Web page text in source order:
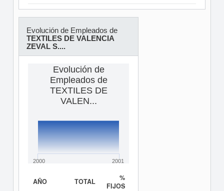
Evolución de Empleados de
TEXTILES DE VALENCIA
ZEVAL S....
Evolución de
Empleados de
TEXTILES DE
VALEN...
2000 2001
AÑO TOTAL
%
FIJOS